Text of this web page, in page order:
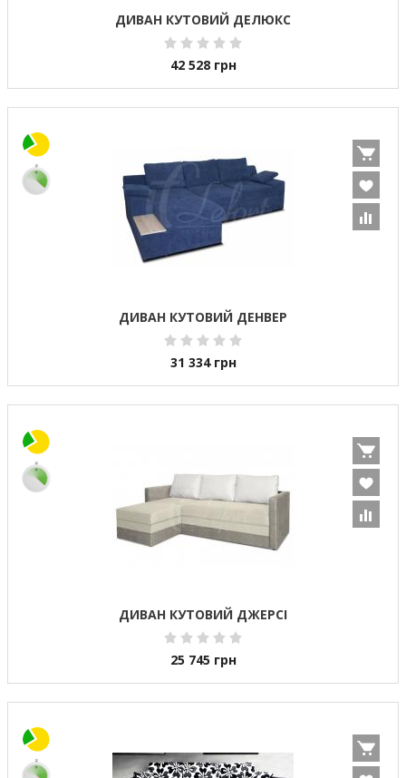
ДИВАН КУТОВИЙ ДЕЛЮКС
42 528 грн
ДИВАН КУТОВИЙ ДЕНВЕР
31 334 грн
ДИВАН КУТОВИЙ ДЖЕРСІ
25 745 грн